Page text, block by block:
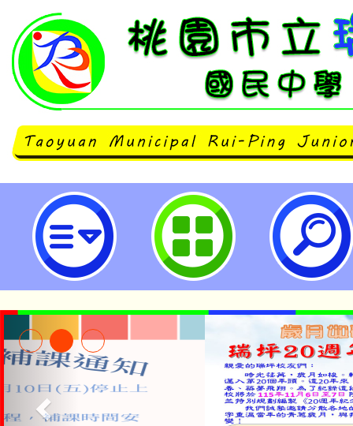
月經教育宣導影片:青春健康家-衛
市立瑞坪國民中學